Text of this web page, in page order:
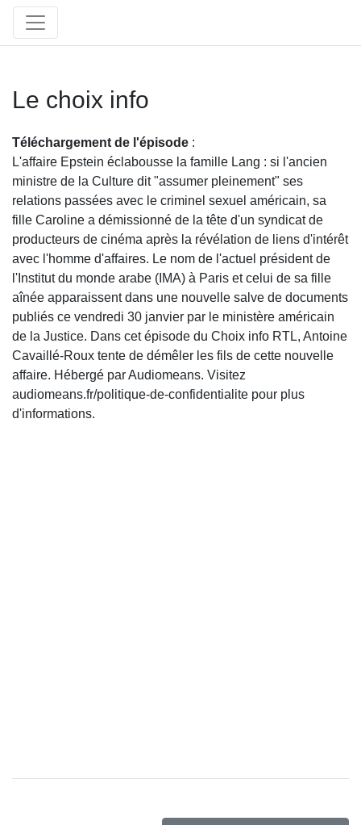
Le choix info
Téléchargement de l'épisode :
L'affaire Epstein éclabousse la famille Lang : si l'ancien
ministre de la Culture dit "assumer pleinement" ses
relations passées avec le criminel sexuel américain, sa
fille Caroline a démissionné de la tête d'un syndicat de
producteurs de cinéma après la révélation de liens d'intérêt
avec l'homme d'affaires. Le nom de l'actuel président de
l'Institut du monde arabe (IMA) à Paris et celui de sa fille
aînée apparaissent dans une nouvelle salve de documents
publiés ce vendredi 30 janvier par le ministère américain
de la Justice. Dans cet épisode du Choix info RTL, Antoine
Cavaillé-Roux tente de démêler les fils de cette nouvelle
affaire. Hébergé par Audiomeans. Visitez
audiomeans.fr/politique-de-confidentialite pour plus
d'informations.